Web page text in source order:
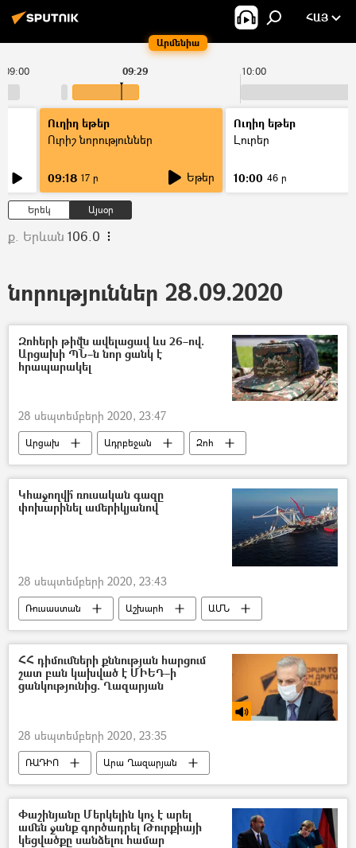
Արմենիա
ՀԱՅ
09:00 10:00
09:29
Ուղիղ եթեր
Ուրիշ նորություններ
09:18 17 ր Եթեր
Ուղիղ եթեր
Լուրեր
10:00 46 ր
Երեկ Այսօր
ք. Երևան 106.0
նորություններ 28.09.2020
Զոհերի թիվն ավելացավ ևս 26–ով.
Արցախի ՊՆ–ն նոր ցանկ է
հրապարակել
28 սեպտեմբերի 2020, 23:47
Արցախ Ադրբեջան
Զոհ
Ադրբեջանական ագրեսիան Արցախում - 2020
Կհաջողվի՞ ռուսական գազը
փոխարինել ամերիկյանով
28 սեպտեմբերի 2020, 23:43
Ռուսաստան Աշխարհ
ԱՄՆ
գազ
ՀՀ դիմումների քննության հարցում
շատ բան կախված է ՄԻԵԴ–ի
ցանկությունից. Ղազարյան
28 սեպտեմբերի 2020, 23:35
ՌԱԴԻՈ
Արա Ղազարյան
փաստաբան
Մարդու Իրավունքների Եվրոպական դատարան (ՄԻԵԴ)
դիմում
Ադրբեջան
Փաշինյանը Մերկելին կոչ է արել
ամեն ջանք գործադրել Թուրքիայի
կեցվածքը սանձելու համար